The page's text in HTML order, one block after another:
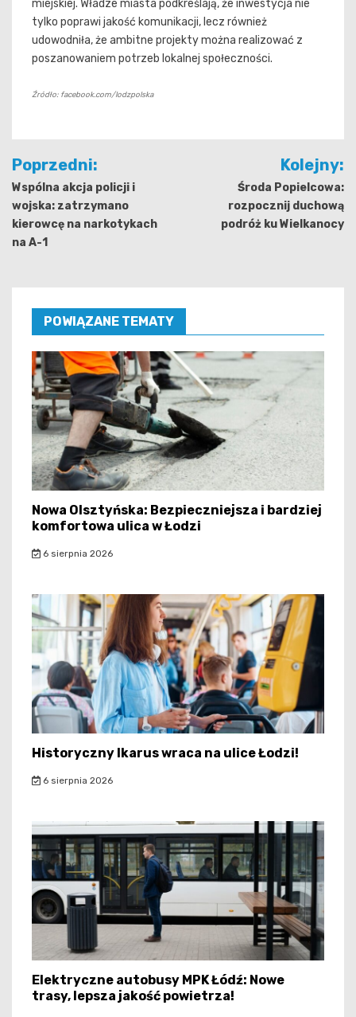
miejskiej. Władze miasta podkreślają, że inwestycja nie
tylko poprawi jakość komunikacji, lecz również
udowodniła, że ambitne projekty można realizować z
poszanowaniem potrzeb lokalnej społeczności.
Źródło: facebook.com/lodzpolska
Nawigacja
wpisu
Poprzedni:
Wspólna akcja policji i
wojska: zatrzymano
kierowcę na narkotykach
na A-1
Kolejny:
Środa Popielcowa:
rozpocznij duchową
podróż ku Wielkanocy
POWIĄZANE TEMATY
Nowa Olsztyńska: Bezpieczniejsza i bardziej
komfortowa ulica w Łodzi
6 sierpnia 2026
Historyczny Ikarus wraca na ulice Łodzi!
6 sierpnia 2026
Elektryczne autobusy MPK Łódź: Nowe
trasy, lepsza jakość powietrza!